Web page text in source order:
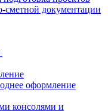
сметной документации
оформление
консолями и